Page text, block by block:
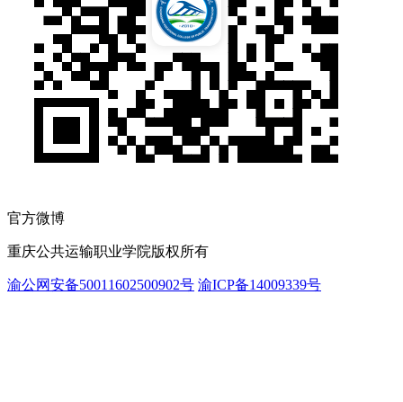
官方微博
重庆公共运输职业学院版权所有
渝公网安备50011602500902号 渝ICP备14009339号